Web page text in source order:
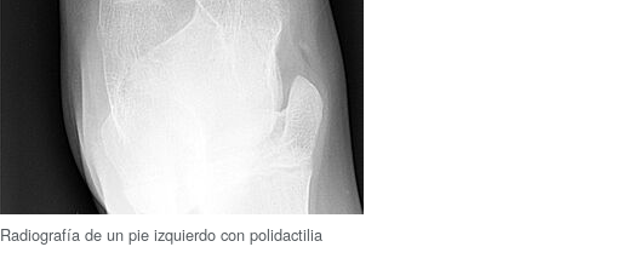
Radiografía de un pie izquierdo con polidactilia